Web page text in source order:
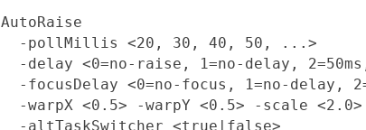
AutoRaise
  -pollMillis <20, 30, 40, 50, ...>
-delay <0=no-raise, 1=no-delay,
-focusDelay <0=no-focus, 1=no-delay,
  -warpX <0.5> -warpY <0.5> -scale <2.0>
  -altTaskSwitcher <true|false>